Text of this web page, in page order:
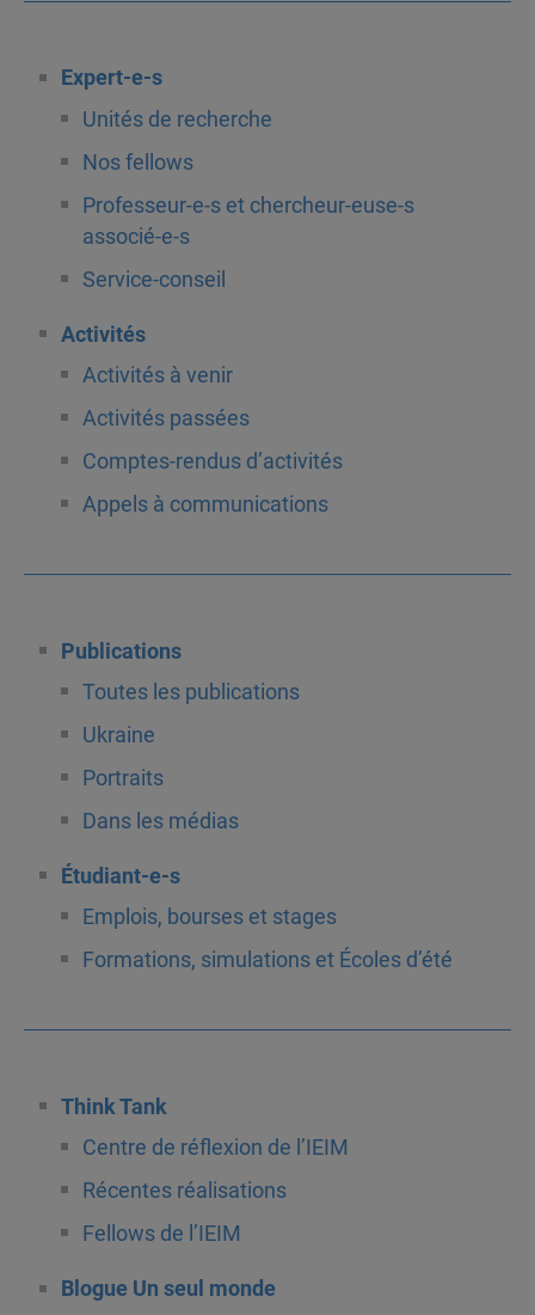
Expert-e-s
Unités de recherche
Nos fellows
Professeur-e-s et chercheur-euse-s
associé-e-s
Service-conseil
Activités
Activités à venir
Activités passées
Comptes-rendus d’activités
Appels à communications
Publications
Toutes les publications
Ukraine
Portraits
Dans les médias
Étudiant-e-s
Emplois, bourses et stages
Formations, simulations et Écoles d’été
Think Tank
Centre de réflexion de l’IEIM
Récentes réalisations
Fellows de l’IEIM
Blogue Un seul monde